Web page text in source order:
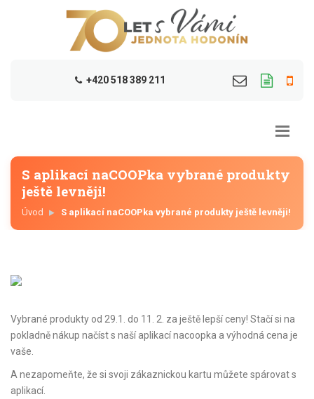
+420 518 389 211
S aplikací naCOOPka vybrané produkty
ještě levněji!
Úvod S aplikací naCOOPka vybrané produkty ještě levněji!
Vybrané produkty od 29.1. do 11. 2. za ještě lepší ceny! Stačí si na
pokladně nákup načíst s naší aplikací nacoopka a výhodná cena je
vaše.
A nezapomeňte, že si svoji zákaznickou kartu můžete spárovat s
aplikací.